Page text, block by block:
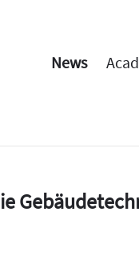
News